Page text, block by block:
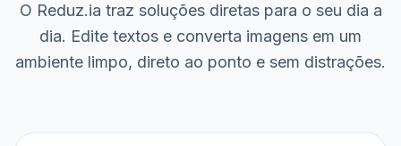
O Reduz.ia traz soluções diretas para o seu dia a
dia. Edite textos e converta imagens em um
ambiente limpo, direto ao ponto e sem distrações.